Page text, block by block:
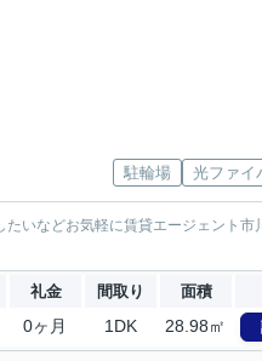
駐輪場 光ファイ
いなどお気軽に賃貸エージェント
礼金 間取り 面積
0ヶ月 1DK 28.98㎡